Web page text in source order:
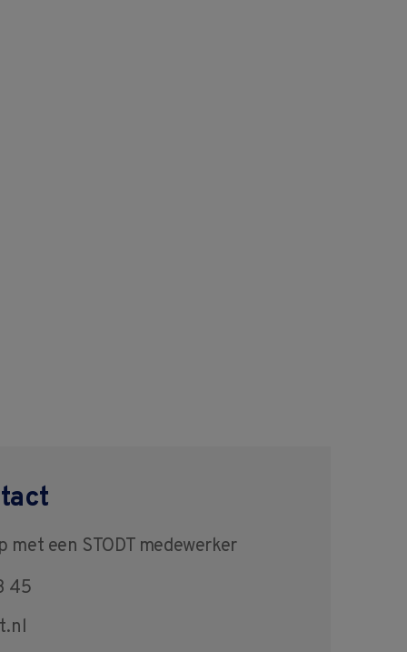
met een STODT medewerker
45